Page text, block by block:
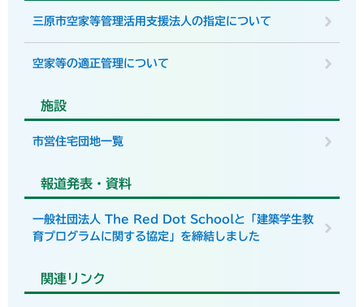
三原市空家等管理活用支援法人の指定について
空家等の適正管理について
施設
市営住宅団地一覧
報道発表・資料
一般社団法人 The Red Dot Schoolと「建築学生教
育プログラムに関する協定」を締結しました
関連リンク